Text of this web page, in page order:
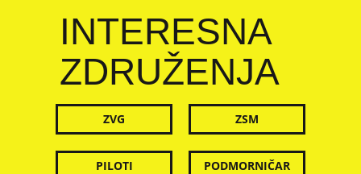
INTERESNA
ZDRUŽENJA
ZVG ZSM
PILOTI PODMORNIČAR